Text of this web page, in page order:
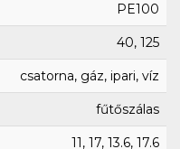
PE100
40, 125
csatorna, gáz, ipari, víz
fűtőszálas
11, 17, 13.6, 17.6